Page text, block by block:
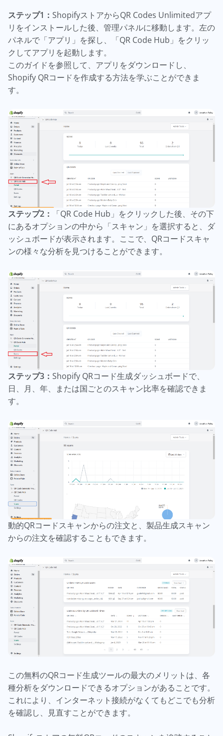
ステップ1： ShopifyストアからQR Codes Unlimitedアプ
リをインストールした後、管理パネルに移動します。左の
パネルで「アプリ」を探し、「QR Code Hub」をクリッ
クしてアプリを起動します。
このガイドを参照して、アプリをダウンロードし、
Shopify QRコードを作成する方法を学ぶことができま
す。
ステップ2：
「QR Code Hub」をクリックした後、その下
にあるオプションの中から「スキャン」を選択すると、ダ
ッシュボードが表示されます。ここで、QRコードスキャ
ンの様々な分析を見つけることができます。
ステップ3： Shopify QRコード生成ダッシュボードで、
日、月、年、または国ごとのスキャン比率を確認できま
す。
動的QRコードスキャンからの注文と、製品生成スキャン
からの注文を確認することもできます。
この無料のQRコード生成ツールの最大のメリットは、各
種分析をダウンロードできるオプションがあることです。
これにより、インターネット接続がなくてもどこでも分析
を確認し、見直すことができます。